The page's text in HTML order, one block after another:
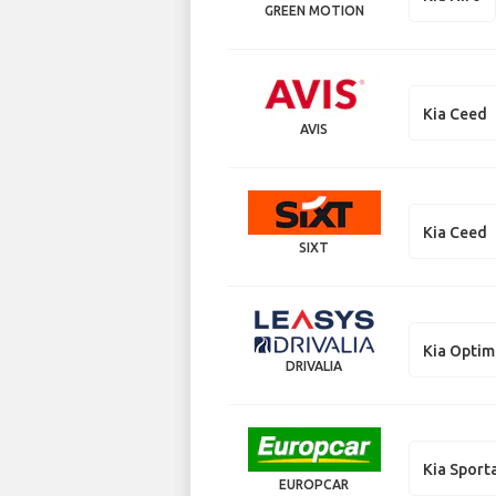
GREEN MOTION
AVIS
Kia Ceed
SIXT
Kia Ceed
DRIVALIA
Kia
EUROPCAR
Kia